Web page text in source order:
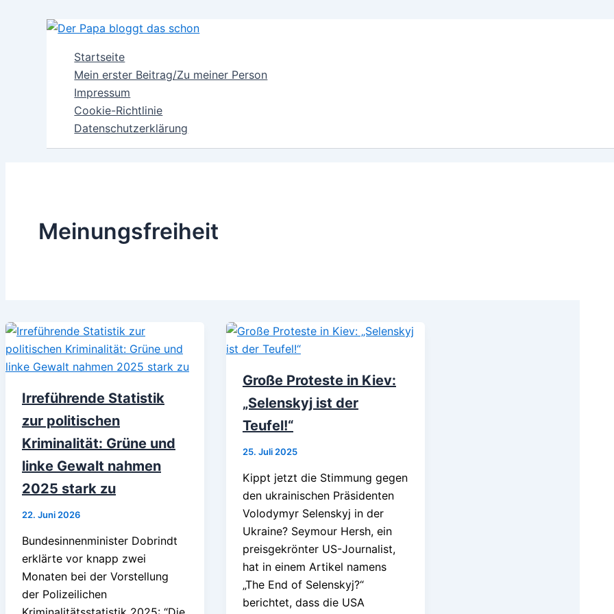
Startseite
Mein erster Beitrag/Zu meiner Person
Impressum
Cookie-Richtlinie
Datenschutzerklärung
Meinungsfreiheit
Irreführende Statistik
zur politischen
Kriminalität: Grüne und
linke Gewalt nahmen
2025 stark zu
22. Juni 2026
Bundesinnenminister Dobrindt
erklärte vor knapp zwei
Monaten bei der Vorstellung
der Polizeilichen
Große Proteste in Kiev:
„Selenskyj ist der
Teufel!“
25. Juli 2025
Kippt jetzt die Stimmung gegen
den ukrainischen Präsidenten
Volodymyr Selenskyj in der
Ukraine? Seymour Hersh, ein
preisgekrönter US-Journalist,
hat in einem Artikel namens
„The End of Selenskyj?“
berichtet, dass die USA